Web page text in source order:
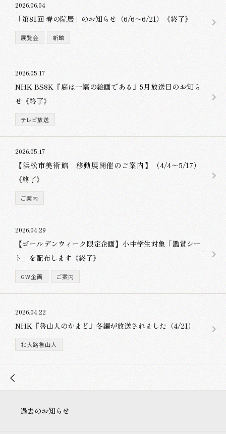
2026.06.04
「第81回 春の院展」のお知らせ（6/6～6/21）《終了》
展覧会 新館
2026.05.17
NHK BS8K『庭は一幅の絵画である』5月放送日のお知ら
せ《終了》
テレビ放送
2026.05.17
【浜松市美術館 移動展開催のご案内】（4/4～5/17）
《終了》
ご案内
2026.04.29
【ゴールデンウィーク限定企画】小中学生対象「鑑賞シー
ト」を配布します《終了》
GW企画 ご案内
2026.04.22
NHK『魯山人のかまど』冬編が放送されました（4/21）
北大路魯山人
過去のお知らせ